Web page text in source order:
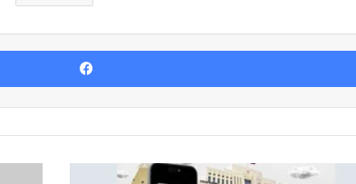
ഉൽപ്പന്നങ്ങൾക്കും